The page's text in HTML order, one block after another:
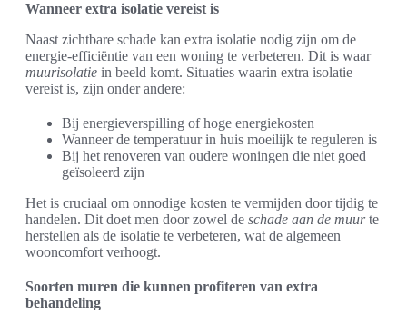
Wanneer extra isolatie vereist is
Naast zichtbare schade kan extra isolatie nodig zijn om de
energie-efficiëntie van een woning te verbeteren. Dit is waar
muurisolatie in beeld komt. Situaties waarin extra isolatie
vereist is, zijn onder andere:
Bij energieverspilling of hoge energiekosten
Wanneer de temperatuur in huis moeilijk te reguleren is
Bij het renoveren van oudere woningen die niet goed
geïsoleerd zijn
Het is cruciaal om onnodige kosten te vermijden door tijdig te
handelen. Dit doet men door zowel de schade aan de muurte
herstellen als de isolatie te verbeteren, wat de algemeen
wooncomfort verhoogt.
Soorten muren die kunnen profiteren van extra
behandeling